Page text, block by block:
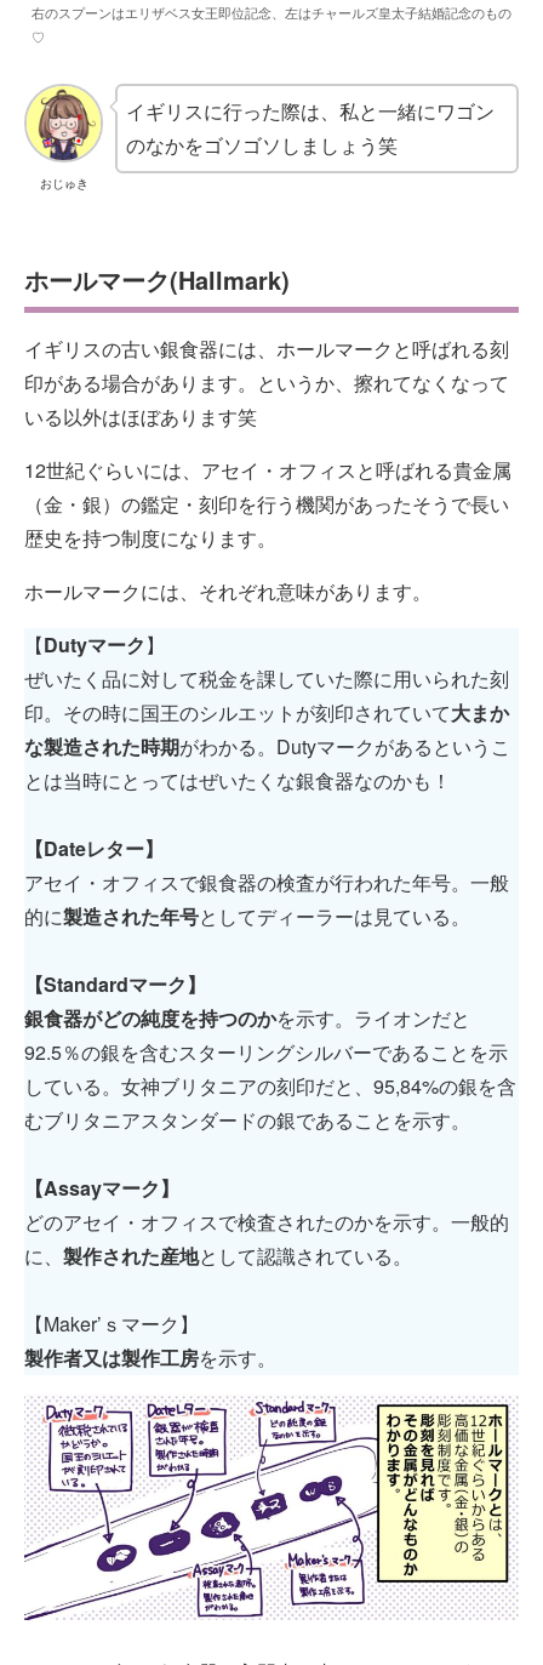
右のスプーンはエリザベス女王即位記念、左はチャールズ皇太子結婚記念のもの
♡
おじゅき
イギリスに行った際は、私と一緒にワゴン
のなかをゴソゴソしましょう笑
ホールマーク(Hallmark)
イギリスの古い銀食器には、ホールマークと呼ばれる刻
印がある場合があります。というか、擦れてなくなって
いる以外はほぼあります笑
12世紀ぐらいには、アセイ・オフィスと呼ばれる貴金属
（金・銀）の鑑定・刻印を行う機関があったそうで長い
歴史を持つ制度になります。
ホールマークには、それぞれ意味があります。
【Dutyマーク】
ぜいたく品に対して税金を課していた際に用いられた刻
印。その時に国王のシルエットが刻印されていて大まか
な製造された時期がわかる。Dutyマークがあるというこ
とは当時にとってはぜいたくな銀食器なのかも！
【Dateレター】
アセイ・オフィスで銀食器の検査が行われた年号。一般
的に製造された年号としてディーラーは見ている。
【Standardマーク】
銀食器がどの純度を持つのかを示す。ライオンだと
92.5％の銀を含むスターリングシルバーであることを示
している。女神ブリタニアの刻印だと、95,84%の銀を含
むブリタニアスタンダードの銀であることを示す。
【Assayマーク】
どのアセイ・オフィスで検査されたのかを示す。一般的
に、 製作された産地として認識されている。
【Maker’ｓマーク】
製作者又は製作工房を示す。